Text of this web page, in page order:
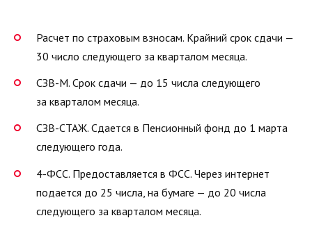
Расчет по страховым взносам. Крайний срок сдачи —
30 число следующего за кварталом месяца.
СЗВ-М. Срок сдачи — до 15 числа следующего
за кварталом месяца.
СЗВ-СТАЖ. Сдается в Пенсионный фонд до 1 марта
следующего года.
4-ФСС. Предоставляется в ФСС. Через интернет
подается до 25 числа, на бумаге — до 20 числа
следующего за кварталом месяца.